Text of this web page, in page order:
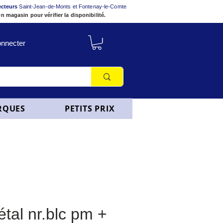
Saint-Jean-de-Monts et Fontenay-le-Comte
magasin pour vérifier la disponibilité.
PETITS PRIX
nr.blc pm +